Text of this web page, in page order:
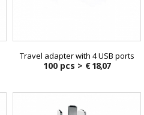
Travel adapter with 4 USB ports
100 pcs > € 18,07